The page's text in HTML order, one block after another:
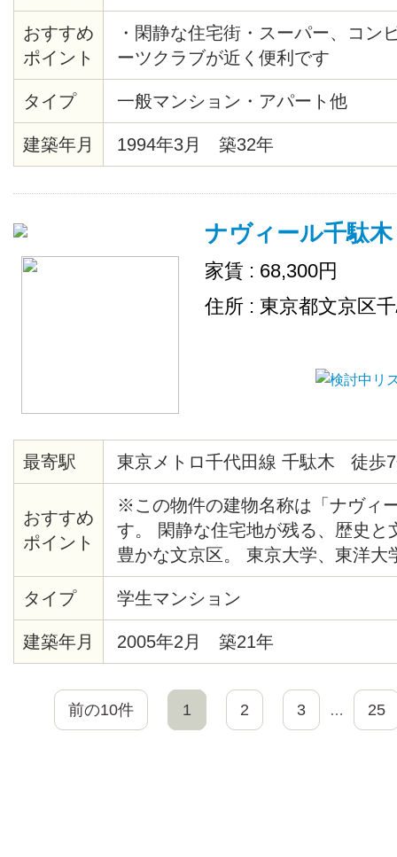
おすすめ
ポイント
・閑静な住宅街・スーパー、コン
ーツクラブが近く便利です
タイプ 一般マンション・アパート他
建築年月 1994年3月 築32年
ナヴィール千駄木
家賃 : 68,300円
住所 : 東京都文京区
最寄駅 東京メトロ千代田線 千駄木 徒歩
おすすめ
ポイント
※この物件の建物名称は「ナヴィ
す。 閑静な住宅地が残る、歴史と
豊かな文京区。 東京大学、東洋大
手線も自転車圏内の人気エリアで
めのシンクに、その横にはまな板
ース。 さらに 2口コンロで使い勝
理好きの方には嬉しいですね！
タイプ 学生マンション
建築年月 2005年2月 築21年
前の10件 1 2 3 … 25